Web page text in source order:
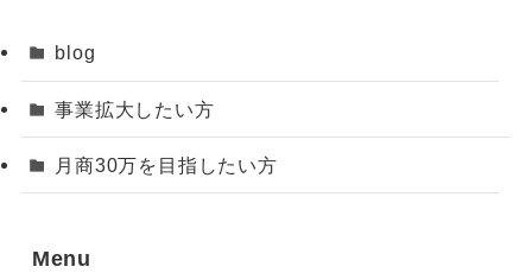
blog
事業拡大したい方
月商30万を目指したい方
Menu